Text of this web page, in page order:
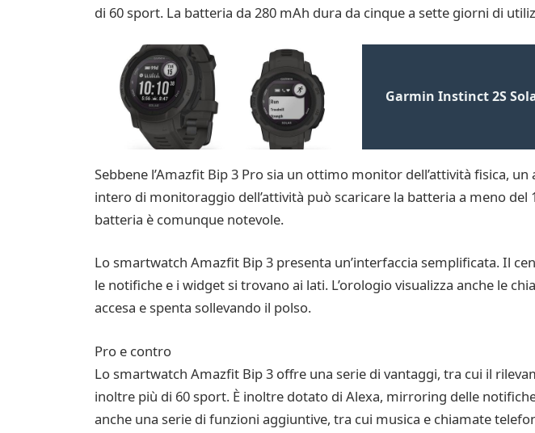
di 60 sport. La batteria da 280 mAh dura da cinque a sette giorni di
Garmin Instinct 2S
Sebbene l’Amazfit Bip 3 Pro sia un ottimo monitor dell’attività fisica,
intero di monitoraggio dell’attività può scaricare la batteria a meno
batteria è comunque notevole.
Lo smartwatch Amazfit Bip 3 presenta un’interfaccia semplificata. Il
le notifiche e i widget si trovano ai lati. L’orologio visualizza anche le
accesa e spenta sollevando il polso.
Pro e contro
Lo smartwatch Amazfit Bip 3 offre una serie di vantaggi, tra cui il
inoltre più di 60 sport. È inoltre dotato di Alexa, mirroring delle
anche una serie di funzioni aggiuntive, tra cui musica e chiamate